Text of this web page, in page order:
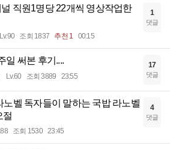
직원1명당 22개씩 영상작업한
Lv.90 조회 1837 추천 1 00:15
1
댓글
일 써본 후기....
Lv.60 조회 3889 23:55
17
댓글
노벨 독자들이 말하는 국밥 라노벨
절
조회 1530 23:45
4
댓글